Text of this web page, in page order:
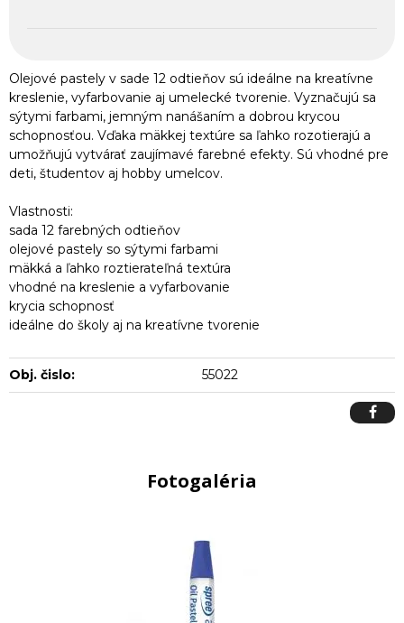
Olejové pastely v sade 12 odtieňov sú ideálne na kreatívne
kreslenie, vyfarbovanie aj umelecké tvorenie. Vyznačujú sa
sýtymi farbami, jemným nanášaním a dobrou krycou
schopnosťou. Vďaka mäkkej textúre sa ľahko rozotierajú a
umožňujú vytvárať zaujímavé farebné efekty. Sú vhodné pre
deti, študentov aj hobby umelcov.
Vlastnosti:
sada 12 farebných odtieňov
olejové pastely so sýtymi farbami
mäkká a ľahko roztierateľná textúra
vhodné na kreslenie a vyfarbovanie
krycia schopnosť
ideálne do školy aj na kreatívne tvorenie
Obj. čislo: 55022
Fotogaléria